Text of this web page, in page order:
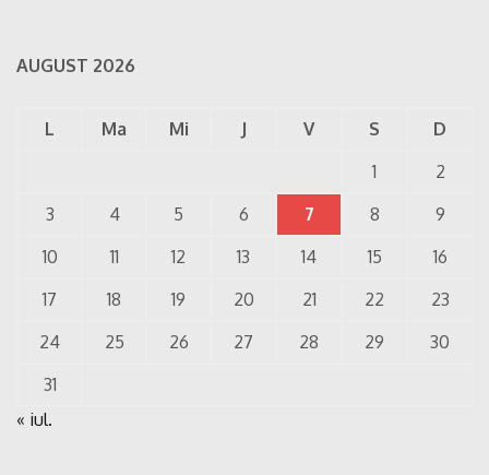
AUGUST 2026
L Ma Mi J V S
D
1
2
3
4 5 6 7 8
9
10
11 12 13 14 15
16
17
18 19 20 21 22
23
24
25 26 27 28 29
30
31
« iul.